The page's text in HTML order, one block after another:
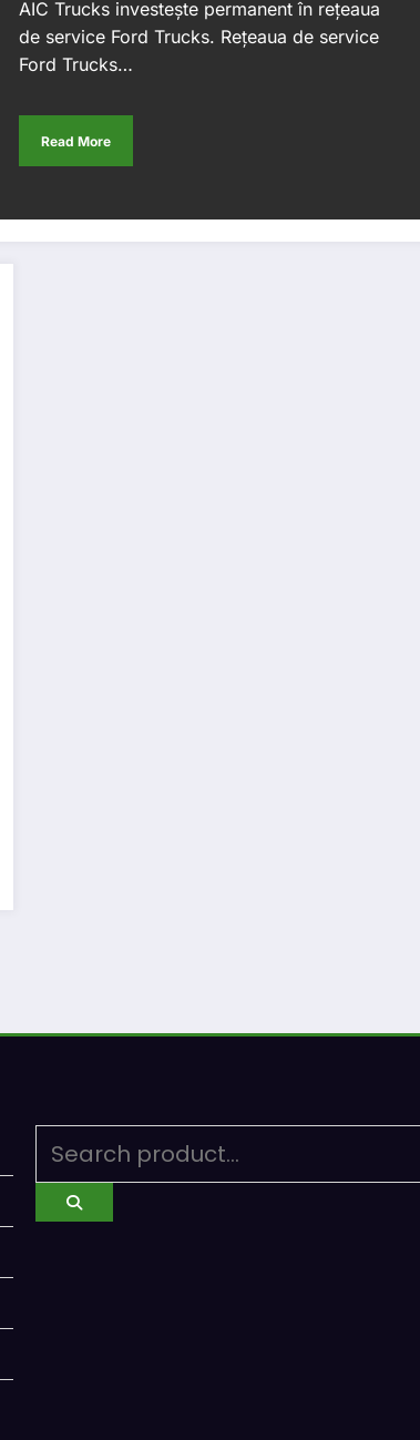
AIC Trucks investește permanent în rețeaua
de service Ford Trucks. Rețeaua de service
Ford Trucks…
Read More